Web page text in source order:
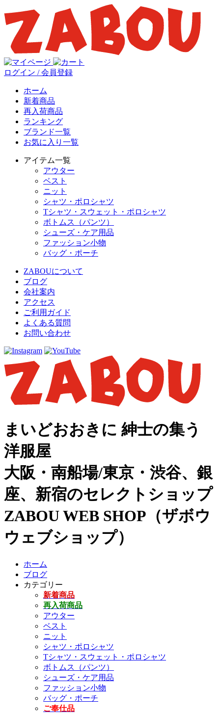
ログイン / 会員登録
ホーム
新着商品
再入荷商品
ランキング
ブランド一覧
お気に入り一覧
アイテム一覧
アウター
ベスト
ニット
シャツ・ポロシャツ
Tシャツ・スウェット・ポロシャツ
ボトムス（パンツ）
シューズ・ケア用品
ファッション小物
バッグ・ポーチ
ZABOUについて
ブログ
会社案内
アクセス
ご利用ガイド
よくある質問
お問い合わせ
まいどおおきに 紳士の集う
洋服屋
大阪・南船場/東京・渋谷、銀
座、新宿のセレクトショップ
ZABOU WEB SHOP（ザボウ
ウェブショップ）
ホーム
ブログ
カテゴリー
新着商品
再入荷商品
アウター
ベスト
ニット
シャツ・ポロシャツ
Tシャツ・スウェット・ポロシャツ
ボトムス（パンツ）
シューズ・ケア用品
ファッション小物
バッグ・ポーチ
ご奉仕品